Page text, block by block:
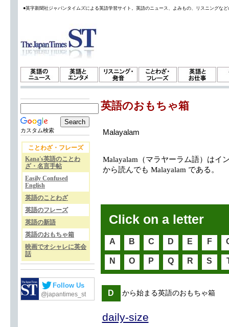
●英字新聞社ジャパンタイムズによる英語学習サイト。英語のニュース、よみもの、リスニングな
カスタム検索
ことわざ・フレーズ
Kana's英語のことわ
ざ・名言手帖
Easily Confused
English
英語のことわざ
英語のフレーズ
英語の新語
英語のおもちゃ箱
映画でオシャレに英会
話
Follow Us
@japantimes_st
英語のおもちゃ箱
Malayalam
Malayalam（マラヤーラム語）はイ
から読んでも Malayalam である。
Click on a letter
A B C D E F
N O P Q R S
D から始まる英語のおもちゃ箱
daily-size